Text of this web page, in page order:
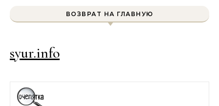
ВОЗВРАТ НА ГЛАВНУЮ
syur.info